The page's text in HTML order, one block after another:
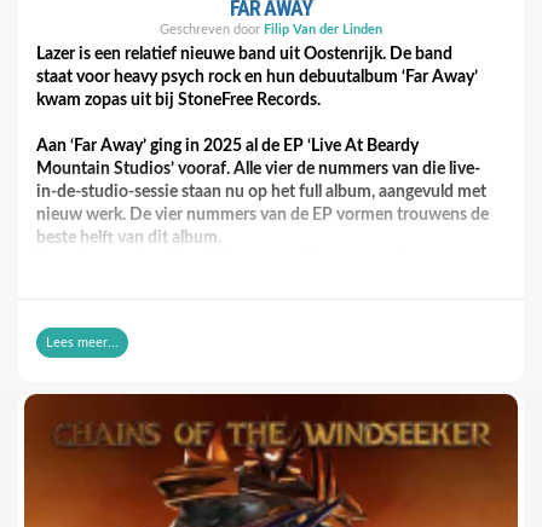
FAR AWAY
Geschreven door Filip Van der Linden
Lazer is een relatief nieuwe band uit Oostenrijk. De band
staat voor heavy psych rock en hun debuutalbum ‘Far Away’
kwam zopas uit bij StoneFree Records.
Aan ‘Far Away’ ging in 2025 al de EP ‘Live At Beardy
Mountain Studios’ vooraf. Alle vier de nummers van die live-
in-de-studio-sessie staan nu op het full album, aangevuld met
nieuw werk. De vier nummers van de EP vormen trouwens de
beste helft van dit album.
retrorock en af en toe hoor ik wat stoner-invloeden. Een paar
songs hebben een gloomy kantje. Die komt dan vooral van
krachtig, helder en klassiek, met veel soul erin, maar bij
momenten haalt ze snerend en schreeuwend uit.
Een dubbeltje met twee kanten, die Aunty. Ze heeft naast
Lazer overigens een solo-carrière in de neo-soul. De vocale en
muzikale afwisseling tussen ingehouden atmosferisch, catchy
rockend en rauw maakt dat ‘Far Away’ een heel
Lees meer...